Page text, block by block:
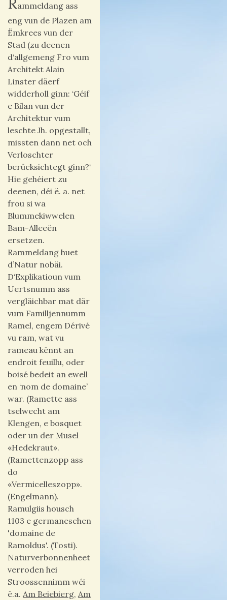
ammeldang ass
eng vun de Plazen am
Ëmkrees vun der
Stad (zu deenen
d‘allgemeng Fro vum
Architekt Alain
Linster däerf
widderholl ginn: ‘Géif
e Bilan vun der
Architektur vum
leschte Jh. opgestallt,
missten dann net och
Verloschter
berücksichtegt ginn?‘
Hie gehéiert zu
deenen, déi ë. a. net
frou si wa
Blummekiwwelen
Bam-Alleeën
ersetzen.
Rammeldang huet
d’Natur nobäi.
D‘Explikatioun vum
Uertsnumm ass
vergläichbar mat där
vum Familljennumm
Ramel, engem Dérivé
vu ram, wat vu
rameau kënnt an
endroit feuillu, oder
boisé bedeit an ewell
en ‘nom de domaine’
war. (Ramette ass
tselwecht am
Klengen, e bosquet
oder un der Musel
«Hedekraut».
(Ramettenzopp ass
do
«Vermicelleszopp».
(Engelmann).
Ramulgiis housch
1103 e germaneschen
'domaine de
Ramoldus'. (Tosti).
Naturverbonnenheet
verroden hei
Stroossennimm wéi
ë.a. Am Beiebierg, Am